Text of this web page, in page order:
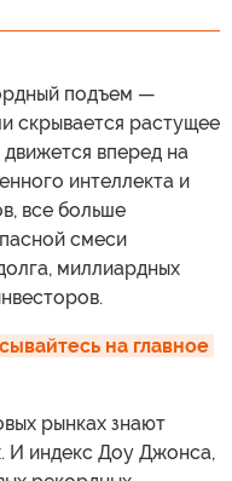
подъем —
скрывается растущее
вперед на
интеллекта и
все больше
смеси
миллиардных
на главное
рынках знают
И индекс Доу Джонса,